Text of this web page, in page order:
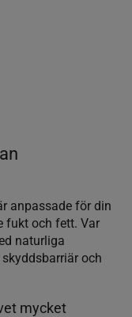
anpassade för din
fukt och fett. Var
naturliga
och
mycket